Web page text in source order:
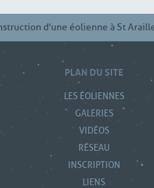
d'une éolienne à St
PLAN DU SITE
LES ÉOLIENNES
GALERIES
VIDÉOS
RÉSEAU
INSCRIPTION
LIENS